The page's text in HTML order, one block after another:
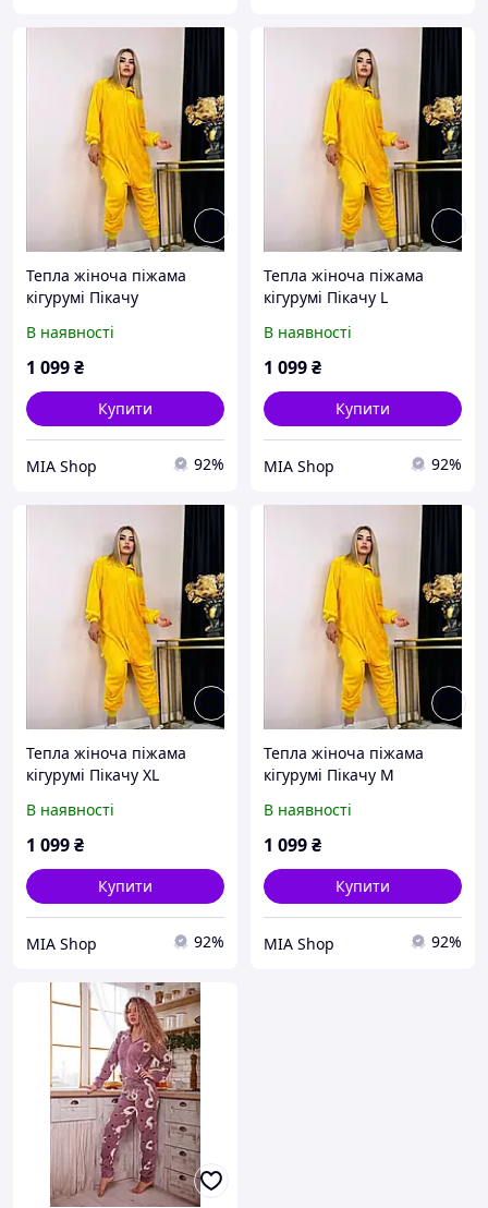
Тепла жіноча піжама
кігурумі Пікачу
В наявності
1 099₴
Купити
MIA Shop 92%
Тепла жіноча піжама
кігурумі Пікачу L
В наявності
1 099₴
Купити
MIA Shop 92%
Тепла жіноча піжама
кігурумі Пікачу XL
В наявності
1 099₴
Купити
MIA Shop 92%
Тепла жіноча піжама
кігурумі Пікачу M
В наявності
1 099₴
Купити
MIA Shop 92%